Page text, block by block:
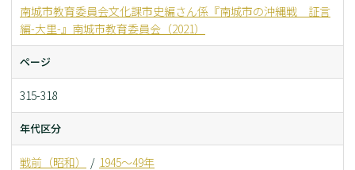
南城市教育委員会文化課市史編さん係『南城市の沖縄戦 証言
編-大里-』南城市教育委員会（2021）
ページ
315-318
年代区分
戦前（昭和） 1945～49年